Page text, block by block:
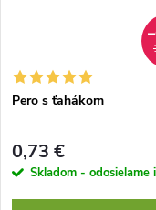
Pero s ťahákom
0,73 €
Skladom - odosielame